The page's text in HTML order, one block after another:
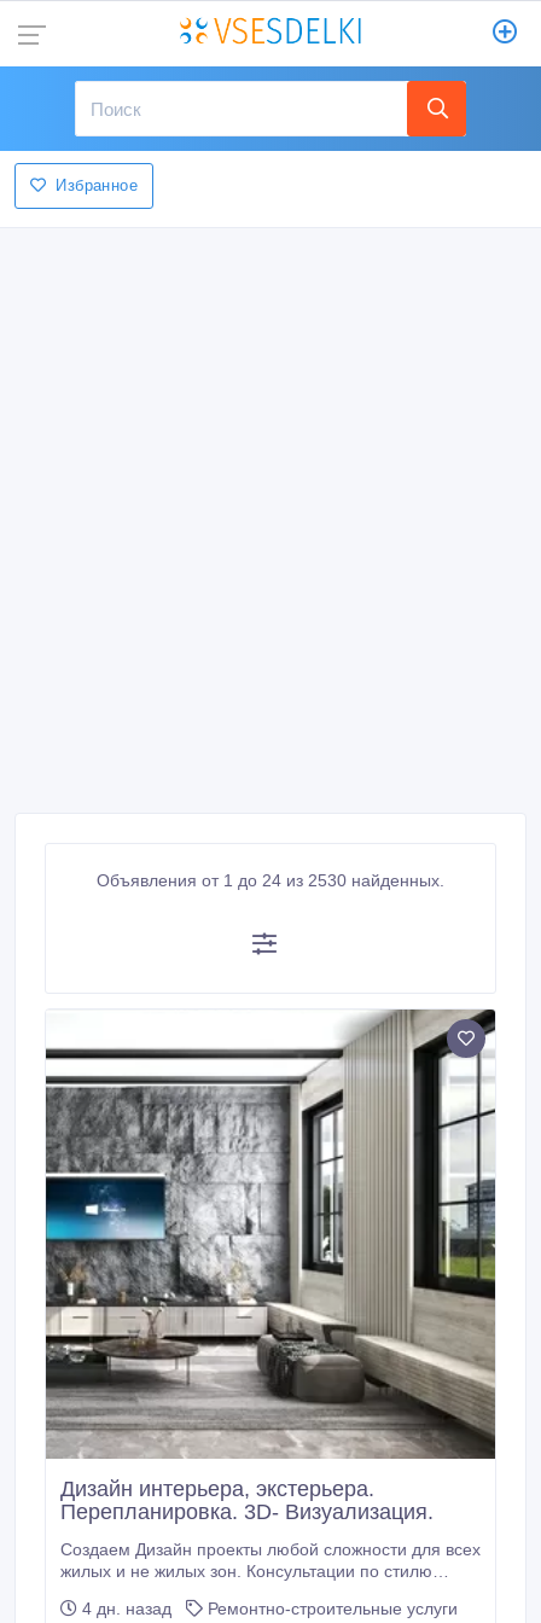
Избранное
Объявления от 1 до 24 из 2530 найденных.
Дизайн интерьера, экстерьера.
Перепланировка. 3D- Визуализация.
Создаем Дизайн проекты любой сложности для всех
жилых и не жилых зон. Консультации по стилю
дизайн проекта. Большой опыт работы в области
4 дн. назад
Ремонтно-строительные услуги